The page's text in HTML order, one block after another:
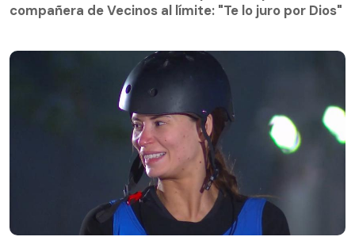
compañera de Vecinos al límite: "Te lo juro por Dios"